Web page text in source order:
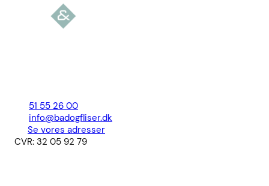
51 55 26 00
info@badogfliser.dk
Se vores adresser
CVR: 32 05 92 79